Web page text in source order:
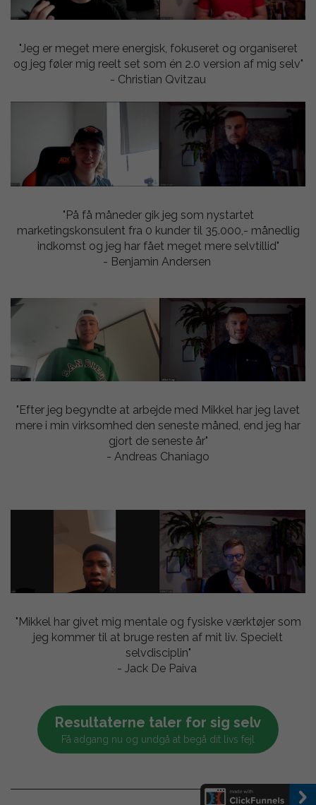
"Jeg er meget mere energisk, fokuseret og organiseret
og jeg føler mig reelt set som én 2.0 version af mig selv"
- Christian Qvitzau
"På få måneder gik jeg som nystartet
marketingskonsulent fra 0 kunder til 35.000,- månedlig
indkomst og jeg har fået meget mere selvtillid"
- Benjamin Andersen
"Efter jeg begyndte at arbejde med Mikkel har jeg lavet
mere i min virksomhed den seneste måned, end jeg har
gjort de seneste år"
- Andreas Chaniago
"Mikkel har givet mig mentale og fysiske værktøjer som
jeg kommer til at bruge resten af mit liv. Specielt
selvdisciplin"
- Jack De Paiva
Resultaterne taler for sig selv
Få adgang nu og undgå at begå dit livs fejl